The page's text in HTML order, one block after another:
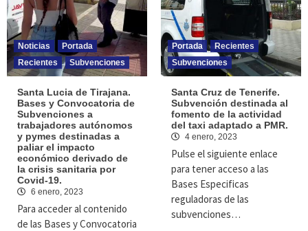
Noticias
Portada
Recientes
Subvenciones
Santa Lucia de Tirajana.
Bases y Convocatoria de
Subvenciones a
trabajadores autónomos
y pymes destinadas a
paliar el impacto
económico derivado de
la crisis sanitaria por
Covid-19.
6 enero, 2023
Para acceder al contenido
de las Bases y Convocatoria
Portada
Recientes
Subvenciones
Santa Cruz de Tenerife.
Subvención destinada al
fomento de la actividad
del taxi adaptado a PMR.
4 enero, 2023
Pulse el siguiente enlace
para tener acceso a las
Bases Especificas
reguladoras de las
subvenciones…